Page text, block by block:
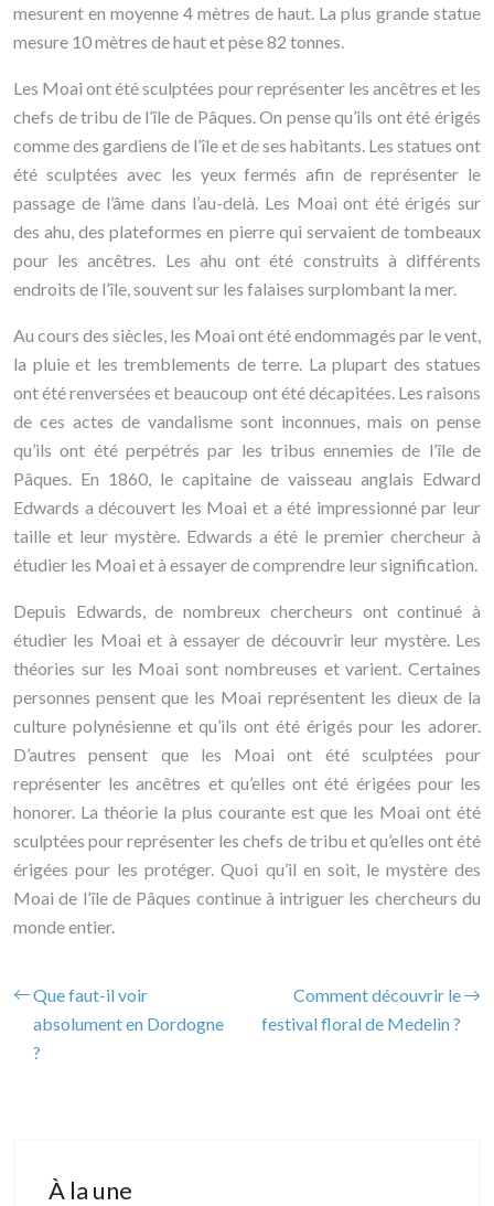
mesurent en moyenne 4 mètres de haut. La plus grande statue
mesure 10 mètres de haut et pèse 82 tonnes.
Les Moai ont été sculptées pour représenter les ancêtres et les
chefs de tribu de l’île de Pâques. On pense qu’ils ont été érigés
comme des gardiens de l’île et de ses habitants. Les statues ont
été sculptées avec les yeux fermés afin de représenter le
passage de l’âme dans l’au-delà. Les Moai ont été érigés sur
des ahu, des plateformes en pierre qui servaient de tombeaux
pour les ancêtres. Les ahu ont été construits à différents
endroits de l’île, souvent sur les falaises surplombant la mer.
Au cours des siècles, les Moai ont été endommagés par le vent,
la pluie et les tremblements de terre. La plupart des statues
ont été renversées et beaucoup ont été décapitées. Les raisons
de ces actes de vandalisme sont inconnues, mais on pense
qu’ils ont été perpétrés par les tribus ennemies de l’île de
Pâques. En 1860, le capitaine de vaisseau anglais Edward
Edwards a découvert les Moai et a été impressionné par leur
taille et leur mystère. Edwards a été le premier chercheur à
étudier les Moai et à essayer de comprendre leur signification.
Depuis Edwards, de nombreux chercheurs ont continué à
étudier les Moai et à essayer de découvrir leur mystère. Les
théories sur les Moai sont nombreuses et varient. Certaines
personnes pensent que les Moai représentent les dieux de la
culture polynésienne et qu’ils ont été érigés pour les adorer.
D’autres pensent que les Moai ont été sculptées pour
représenter les ancêtres et qu’elles ont été érigées pour les
honorer. La théorie la plus courante est que les Moai ont été
sculptées pour représenter les chefs de tribu et qu’elles ont été
érigées pour les protéger. Quoi qu’il en soit, le mystère des
Moai de l’île de Pâques continue à intriguer les chercheurs du
monde entier.
Que faut-il voir
absolument en Dordogne
?
Comment découvrir le
festival floral de Medelin ?
À la une